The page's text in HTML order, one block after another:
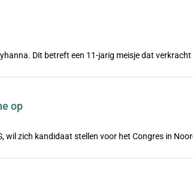
Dit betreft een 11-jarig meisje dat verkracht
op
wil zich kandidaat stellen voor het Congres in